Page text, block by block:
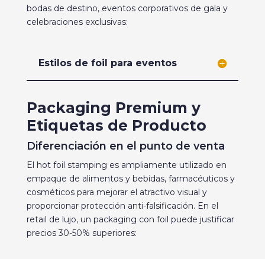
bodas de destino, eventos corporativos de gala y
celebraciones exclusivas:
Estilos de foil para eventos
Packaging Premium y
Etiquetas de Producto
Diferenciación en el punto de venta
El hot foil stamping es ampliamente utilizado en
empaque de alimentos y bebidas, farmacéuticos y
cosméticos para mejorar el atractivo visual y
proporcionar protección anti-falsificación. En el
retail de lujo, un packaging con foil puede justificar
precios 30-50% superiores: